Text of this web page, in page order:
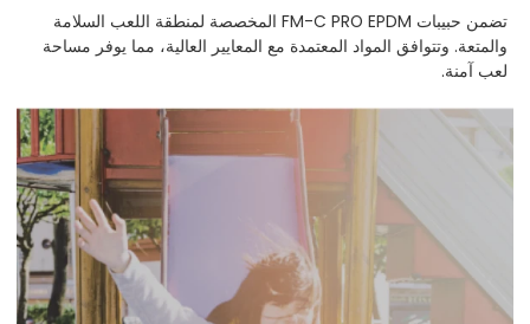
تضمن حبيبات FM-C PRO EPDM المخصصة لمنطقة اللعب السلامة
والمتعة. وتتوافق المواد المعتمدة مع المعايير العالية، مما يوفر مساحة
لعب آمنة.